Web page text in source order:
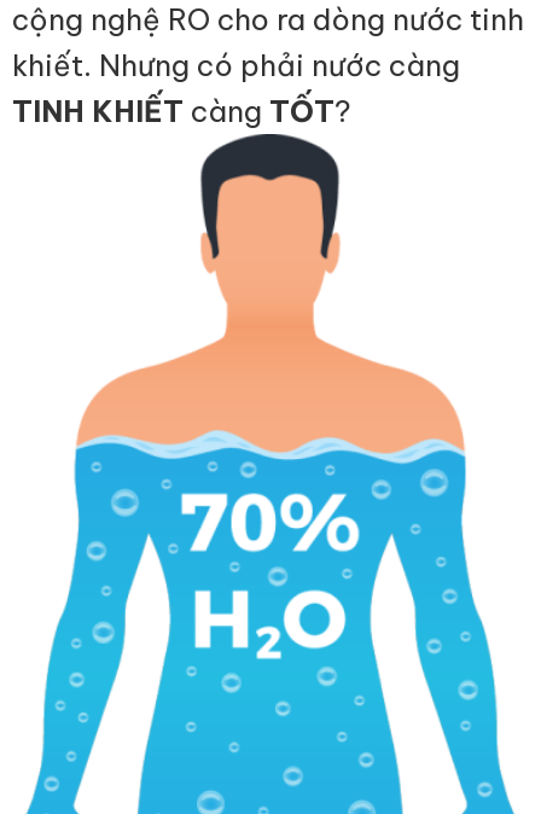
cộng nghệ RO cho ra dòng nước tinh
khiết. Nhưng có phải nước càng
TINH KHIẾT càng TỐT?